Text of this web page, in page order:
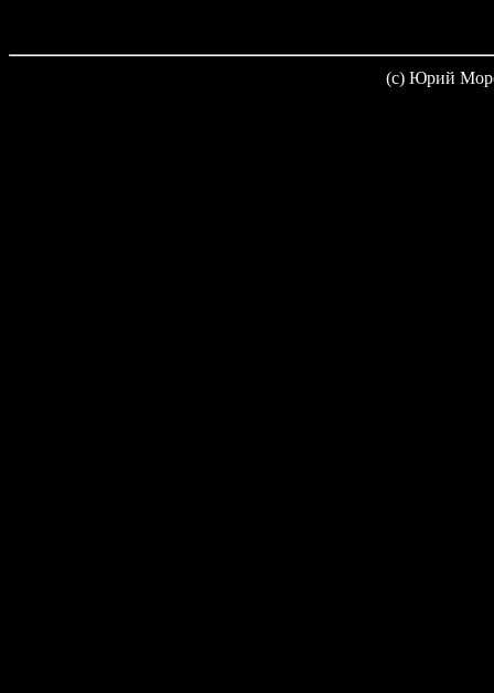
(c) Юрий